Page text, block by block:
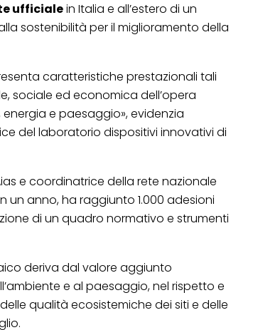
ufficialein Italia e all’estero di un
sostenibilità per il miglioramento della
caratteristiche prestazionali tali
sociale ed economica dell’opera
e paesaggio», evidenzia
del laboratorio dispositivi innovativi di
e coordinatrice della rete nazionale
un anno, ha raggiunto 1.000 adesioni
di un quadro normativo e strumenti
deriva dal valore aggiunto
e al paesaggio, nel rispetto e
qualità ecosistemiche dei siti e delle